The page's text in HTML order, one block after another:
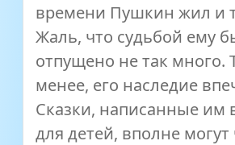
времени Пушкин жил и
Жаль, что судьбой ему
отпущено не так много.
менее, его наследие
Сказки, написанные им
для детей, вполне могут